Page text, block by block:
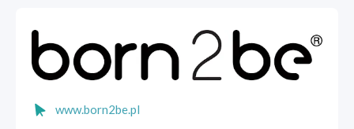
www.born2be.pl